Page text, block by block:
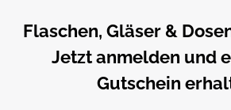
mlMaterial: GlasVerschluss:
DeckelSpülmaschinengeeignetSta
pelbarVielseitig einsetzbarUnsere
Einmachgläser sind Zum
Einkochen und Aufbewahren im
und
Flaschen, Gläser &
Jetzt anmelden und
Gutschein